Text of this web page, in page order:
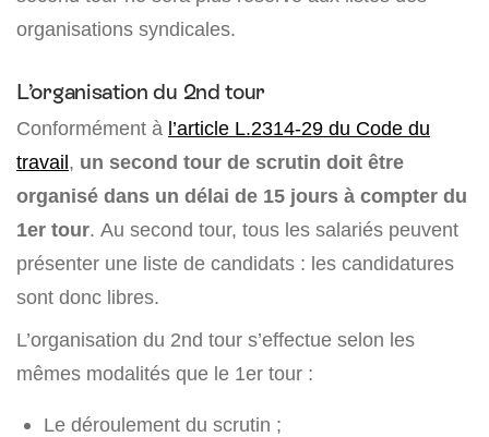
organisations syndicales.
L’organisation du 2nd tour
Conformément à l’article L.2314-29 du Code du
travail, un second tour de scrutin doit être
organisé dans un délai de 15 jours à compter du
1er tour. Au second tour, tous les salariés peuvent
présenter une liste de candidats : les candidatures
sont donc libres.
L’organisation du 2nd tour s’effectue selon les
mêmes modalités que le 1er tour :
Le déroulement du scrutin ;